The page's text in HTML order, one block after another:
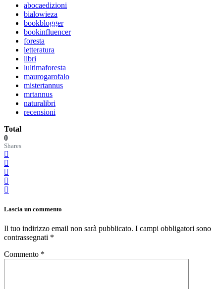
abocaedizioni
bialowieza
bookblogger
bookinfluencer
foresta
letteratura
libri
lultimaforesta
maurogarofalo
mistertannus
mrtannus
naturalibri
recensioni
Total
0
Shares
Lascia un commento
Il tuo indirizzo email non sarà pubblicato. I campi obbligatori sono
contrassegnati *
Commento *